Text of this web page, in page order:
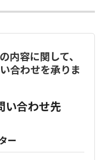
内容に関して、
合わせを承りま
い合わせ先
ー